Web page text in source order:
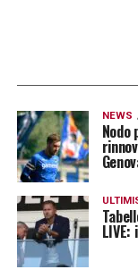
allora,
finisce? «
Aurelio. Ma la
non si va mai
LA PLAYLIST
NEWS